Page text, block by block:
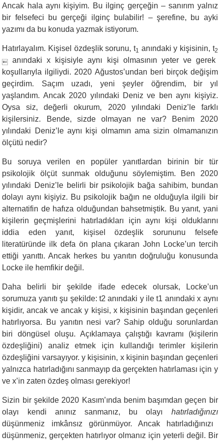
Ancak hala aynı kişiyim. Bu ilginç gerçeğin – sanırım yalnız
bir felsefeci bu gerçeği ilginç bulabilir! – şerefine, bu ayki
yazımı da bu konuda yazmak istiyorum.
Hatırlayalım. Kişisel özdeşlik sorunu, t1 anındaki y kişisinin, t2

anındaki x kişisiyle aynı kişi olmasının yeter ve gerek
koşullarıyla ilgiliydi. 2020 Ağustos’undan beri birçok değişim
geçirdim. Saçım uzadı, yeni şeyler öğrendim, bir yıl
yaşlandım. Ancak 2020 yılındaki Deniz ve ben aynı kişiyiz.
Oysa siz, değerli okurum, 2020 yılındaki Deniz’le farklı
kişilersiniz. Bende, sizde olmayan ne var? Benim 2020
yılındaki Deniz’le aynı kişi olmamın ama sizin olmamanızın
ölçütü nedir?
Bu soruya verilen en popüler yanıtlardan birinin bir tür
psikolojik ölçüt sunmak olduğunu söylemiştim. Ben 2020
yılındaki Deniz’le belirli bir psikolojik bağa sahibim, bundan
dolayı aynı kişiyiz. Bu psikolojik bağın ne olduğuyla ilgili bir
alternatifin de hafıza olduğundan bahsetmiştik. Bu yanıt, yani
kişilerin geçmişlerini hatırladıkları için aynı kişi olduklarını
iddia eden yanıt, kişisel özdeşlik sorununu felsefe
literatüründe ilk defa ön plana çıkaran John Locke’un tercih
ettiği yanıttı. Ancak herkes bu yanıtın doğruluğu konusunda
Locke ile hemfikir değil.
Daha belirli bir şekilde ifade edecek olursak, Locke’un
sorumuza yanıtı şu şekilde: t2 anındaki y ile t1 anındaki x aynı
kişidir, ancak ve ancak y kişisi, x kişisinin başından geçenleri
hatırlıyorsa. Bu yanıtın nesi var? Sahip olduğu sorunlardan
biri döngüsel oluşu. Açıklamaya çalıştığı kavramı (kişilerin
özdeşliğini) analiz etmek için kullandığı terimler kişilerin
özdeşliğini varsayıyor. y kişisinin, x kişinin başından geçenleri
yalnızca hatırladığını sanmayıp da gerçekten hatırlaması için y
ve x’in zaten özdeş olması gerekiyor!
Sizin bir şekilde 2020 Kasım’ında benim başımdan geçen bir
olayı kendi anınız sanmanız, bu olayı hatırladığınızı
düşünmeniz imkânsız görünmüyor. Ancak hatırladığınızı
düşünmeniz, gerçekten hatırlıyor olmanız için yeterli değil. Bir